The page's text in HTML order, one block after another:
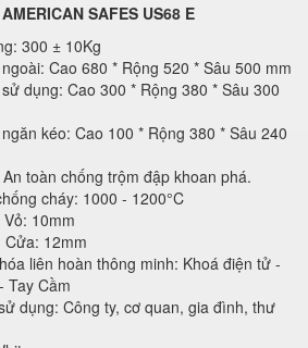
SAFES US68 E
300 ± 10Kg
Cao 680 * Rộng 520 * Sâu 500 mm
dụng: Cao 300 * Rộng 380 * Sâu 300
kéo: Cao 100 * Rộng 380 * Sâu 240
toàn chống trộm đập khoan phá.
cháy: 1000 - 1200°C
10mm
Cửa: 12mm
liên hoàn thông minh: Khoá điện tử -
Tay Cầm
dụng: Công ty, cơ quan, gia đình, thư